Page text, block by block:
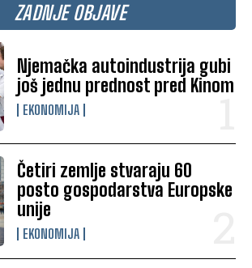
ZADNJE OBJAVE
Njemačka autoindustrija gubi
još jednu prednost pred Kinom
EKONOMIJA
Četiri zemlje stvaraju 60
posto gospodarstva Europske
unije
EKONOMIJA